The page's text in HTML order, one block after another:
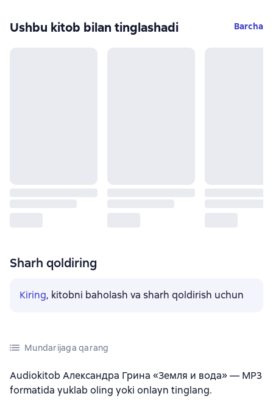
Ushbu kitob bilan tinglashadi Barcha
Sharh qoldiring
Kiring, kitobni baholash va sharh qoldirish uchun
Mundarijaga qarang
Audiokitob Александра Грина «Земля и вода» — MP3
formatida yuklab oling yoki onlayn tinglang.